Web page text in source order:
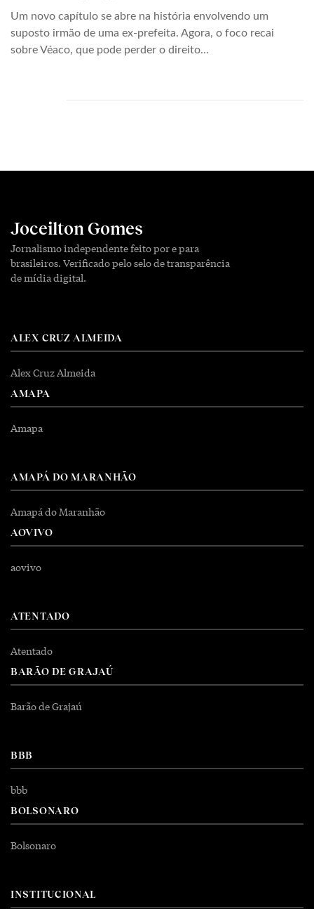
Um novo capítulo se abre na história envolvendo um
suposto irmão de uma ex-prefeita. Agora, o foco recai
sobre Véaco, que pode perder o direito...
Joceilton Gomes
Jornalismo independente feito por e para
brasileiros. Verificado pelo selo de transparência
de mídia digital.
ALEX CRUZ ALMEIDA
Alex Cruz Almeida
AMAPA
Amapa
AMAPÁ DO MARANHÃO
Amapá do Maranhão
AOVIVO
aovivo
ATENTADO
Atentado
BARÃO DE GRAJAÚ
Barão de Grajaú
BBB
bbb
BOLSONARO
Bolsonaro
INSTITUCIONAL